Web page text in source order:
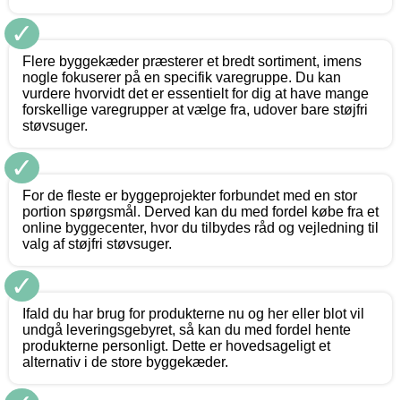
✓
Flere byggekæder præsterer et bredt sortiment, imens
nogle fokuserer på en specifik varegruppe. Du kan
vurdere hvorvidt det er essentielt for dig at have mange
forskellige varegrupper at vælge fra, udover bare støjfri
støvsuger.
✓
For de fleste er byggeprojekter forbundet med en stor
portion spørgsmål. Derved kan du med fordel købe fra et
online byggecenter, hvor du tilbydes råd og vejledning til
valg af støjfri støvsuger.
✓
Ifald du har brug for produkterne nu og her eller blot vil
undgå leveringsgebyret, så kan du med fordel hente
produkterne personligt. Dette er hovedsageligt et
alternativ i de store byggekæder.